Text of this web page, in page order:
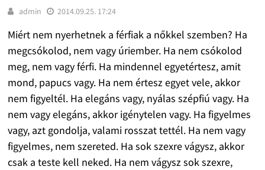
admin 2014.09.25. 17:24
Miért nem nyerhetnek a férfiak a nőkkel szemben? Ha
megcsókolod, nem vagy úriember. Ha nem csókolod
meg, nem vagy férfi. Ha mindennel egyetértesz, amit
mond, papucs vagy. Ha nem értesz egyet vele, akkor
nem figyeltél. Ha elegáns vagy, nyálas szépfiú vagy. Ha
nem vagy elegáns, akkor igénytelen vagy. Ha figyelmes
vagy, azt gondolja, valami rosszat tettél. Ha nem vagy
figyelmes, nem szereted. Ha sok szexre vágysz, akkor
csak a teste kell neked. Ha nem vágysz sok szexre,